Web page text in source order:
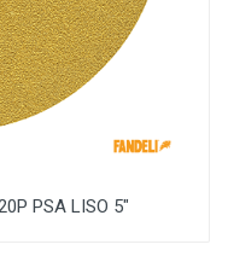
PSA LISO 5"